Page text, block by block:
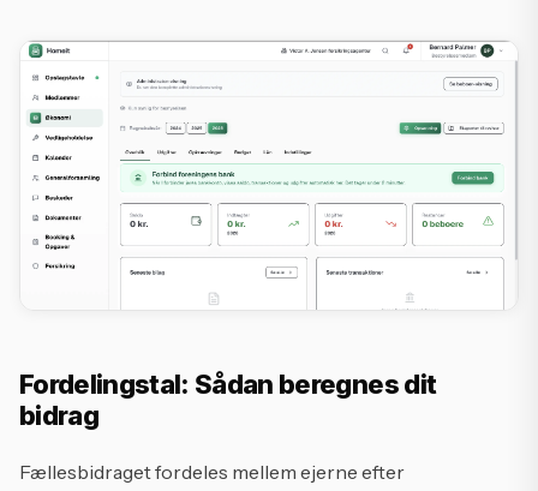
Fordelingstal: Sådan beregnes dit
bidrag
Fællesbidraget fordeles mellem ejerne efter